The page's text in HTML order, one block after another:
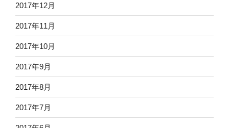
2017年12月
2017年11月
2017年10月
2017年9月
2017年8月
2017年7月